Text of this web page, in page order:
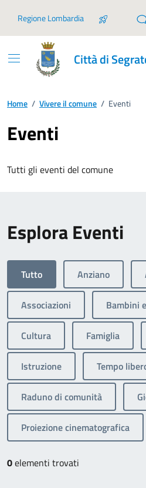
Regione Lombardia
Città di
Home / Vivere il comune / Eventi
Eventi
Tutti gli eventi del comune
Esplora Eventi
Tutto Anziano
Associazioni Bambini
Cultura Famiglia
Istruzione Tempo
Raduno di comunità
Proiezione cinematografica
0elementi trovati